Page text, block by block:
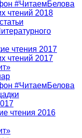
#ЧитаемБелова
чтений 2018
чтения 2017
чтений 2017
#ЧитаемБелова
чтения 2016